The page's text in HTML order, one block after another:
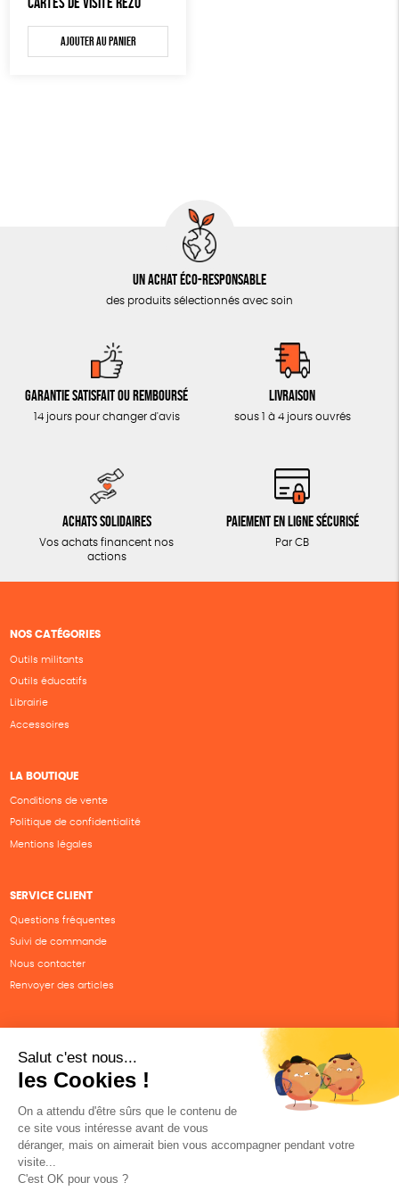
AUTRES OUTILS ÉDUCATIFS
LIVRETS ÉDUCATIFS
Ajouter au panier
Un achat éco-responsable
des produits sélectionnés avec soin
Garantie satisfait ou remboursé
14 jours pour changer d'avis
Livraison
sous 1 à 4 jours ouvrés
Achats solidaires
Vos achats financent nos
actions
Paiement en ligne sécurisé
Par CB
NOS CATÉGORIES
Outils militants
Outils éducatifs
Librairie
Accessoires
LA BOUTIQUE
Conditions de vente
Politique de confidentialité
Mentions légales
SERVICE CLIENT
Questions fréquentes
Suivi de commande
Nous contacter
Renvoyer des articles